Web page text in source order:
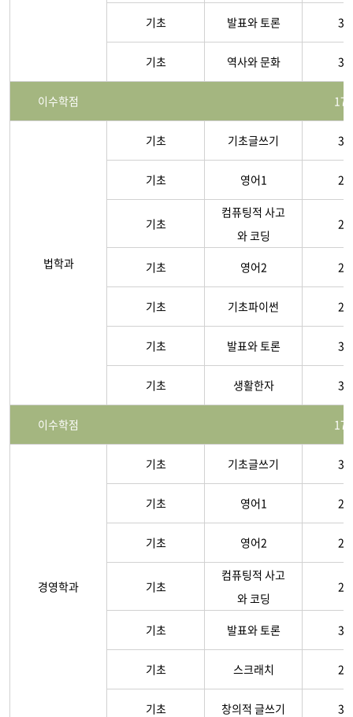
기초 발표와 토론 3-
기초 역사와 문화 3-
이수학점 17
법학과
기초 기초글쓰기 3-
기초 영어1 2-
기초
컴퓨팅적 사고
와 코딩
2-
기초 영어2 2-
기초 기초파이썬 2-
기초 발표와 토론 3-
기초 생활한자 3-
이수학점 17
경영학과
기초 기초글쓰기 3-
기초 영어1 2-
기초 영어2 2-
기초
컴퓨팅적 사고
와 코딩
2-
기초 발표와 토론 3-
기초 스크래치 2-
기초 창의적 글쓰기 3-